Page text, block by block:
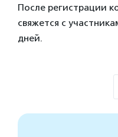
После регистрации
свяжется с
дней.